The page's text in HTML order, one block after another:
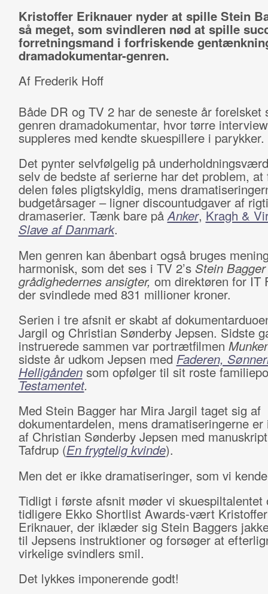
Kristoffer Eriknauer nyder at spille Stein
så meget, som svindleren nød at spille
forretningsmand i forfriskende
dramadokumentar-genren.
Af Frederik Hoff
Både DR og TV 2 har de seneste år forelsket
genren dramadokumentar, hvor tørre
suppleres med kendte skuespillere i parykker.
Det pynter selvfølgelig på
selv de bedste af serierne har det problem, at
delen føles pligtskyldig, mens
budgetårsager – ligner discountudgaver af
dramaserier. Tænk bare påAnker,Kragh &
Slave af Danmark.
Men genren kan åbenbart også bruges
harmonisk, som det ses i TV 2’s Stein
grådighedernes ansigter, om direktøren for IT
der svindlede med 831 millioner kroner.
Serien i tre afsnit er skabt af
Jargil og Christian Sønderby Jepsen. Sidste
instruerede sammen var portrætfilmen
sidste år udkom Jepsen med Faderen,
Helligånden som opfølger til sit roste
Testamentet.
Med Stein Bagger har Mira Jargil taget sig af
dokumentardelen, mens dramatiseringerne er
af Christian Sønderby Jepsen med
Tafdrup (En frygtelig kvinde).
Men det er ikke dramatiseringer, som vi
Tidligt i første afsnit møder vi skuespiltalentet
tidligere Ekko Shortlist Awards-vært Kristoffer
Eriknauer, der iklæder sig Stein Baggers
til Jepsens instruktioner og forsøger at
virkelige svindlers smil.
Det lykkes imponerende godt!